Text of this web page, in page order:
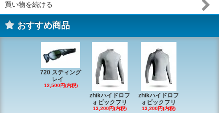
買い物を続ける
おすすめ商品
720 スティング
レイ
12,500円(内税)
zhikハイドロフ
ォビックフリ
13,200円(内税)
zhikハイドロフ
ォビックフリ
13,200円(内税)